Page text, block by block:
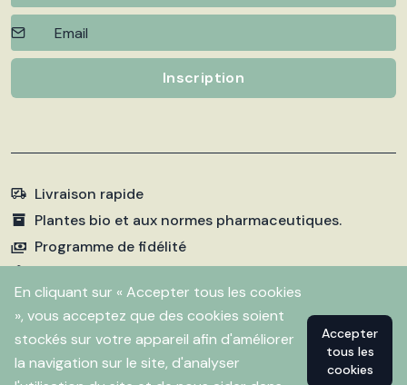
En cliquant sur « Accepter tous les cookies
», vous acceptez que des cookies soient
stockés sur votre appareil afin d'améliorer
la navigation sur le site, d'analyser
Accepter
tous les
cookies
Inscription
Livraison rapide
Plantes bio et aux normes pharmaceutiques.
Programme de fidélité
Paiements sécurisés
2026 Pharmacie Fleurentin. Propulsé par Flitbix.com